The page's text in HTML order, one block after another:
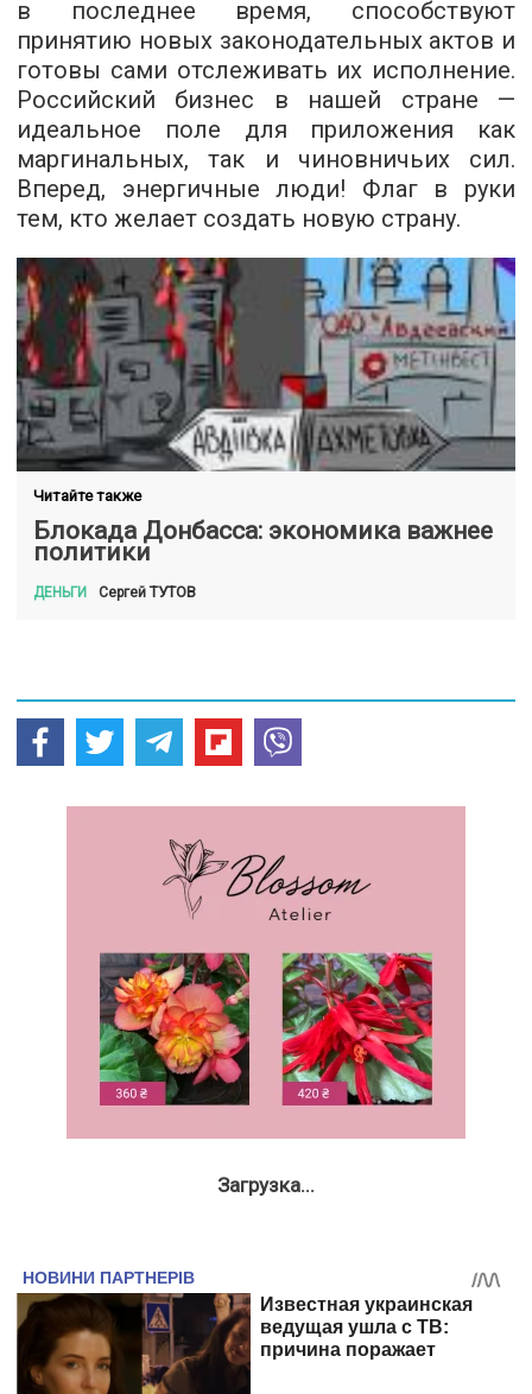
в последнее время, способствуют
принятию новых законодательных актов и
готовы сами отслеживать их исполнение.
Российский бизнес в нашей стране —
идеальное поле для приложения как
маргинальных, так и чиновничьих сил.
Вперед, энергичные люди! Флаг в руки
тем, кто желает создать новую страну.
Читайте также
Блокада Донбасса: экономика важнее
политики
ДЕНЬГИ СергейТУТОВ
Загрузка...